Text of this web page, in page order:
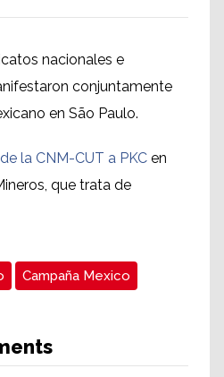
nacionales e
conjuntamente
en São Paulo.
la CNM-CUT a PKC en
que trata de
Campaña Mexico